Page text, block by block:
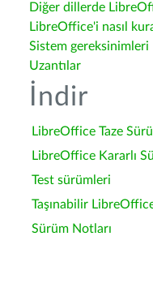
Diğer dillerde
LibreOffice'i nasıl
Sistem gereksinimleri
Uzantılar
İndir
LibreOffice Taze
LibreOffice Kararlı
Test sürümleri
Taşınabilir
Sürüm Notları